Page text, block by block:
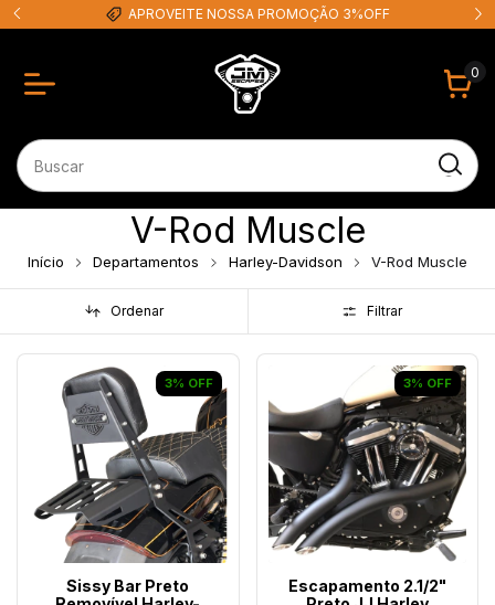
APROVEITE NOSSA PROMOÇÃO 3%OFF
0
V-Rod Muscle
Início Departamentos Harley-Davidson V-Rod Muscle
Ordenar Filtrar
3% OFF
Sissy Bar Preto
3% OFF
Escapamento 2.1/2"